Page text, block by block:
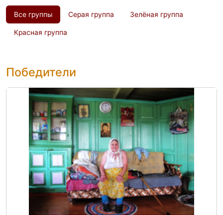
Все группы Серая группа Зелёная группа
Красная группа
Победители